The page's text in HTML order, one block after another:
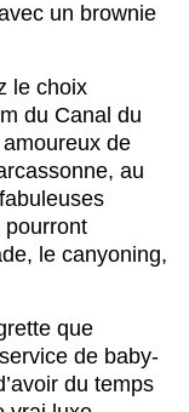
un brownie
le choix
du Canal du
de
au
pourront
le canyoning,
que
de baby-
du temps